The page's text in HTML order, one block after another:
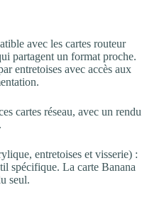
avec les cartes routeur
partagent un format proche.
entretoises avec accès aux
cartes réseau, avec un rendu
entretoises et visserie) :
spécifique. La carte Banana
seul.